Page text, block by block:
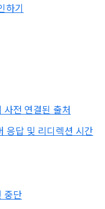
기
전 연결된 출처
응답 및 리디렉션 시간
중단